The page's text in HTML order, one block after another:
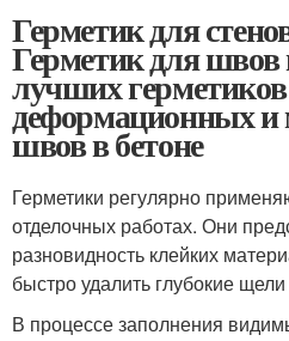
Герметик для
Герметик для швов
лучших
деформационных
швов в бетоне
Герметики регулярно
отделочных работах. Они
разновидность клейких
быстро удалить глубокие
В процессе заполнения